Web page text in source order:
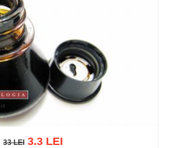
33 LEI
33 LEI 3.3 LEI